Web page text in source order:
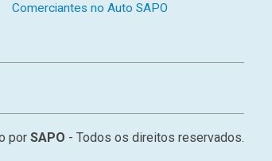
Comerciantes no Auto SAPO
porSAPO - Todos os direitos reservados.